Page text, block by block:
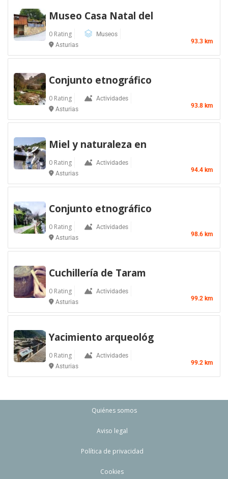
Museo Casa Natal del
0 Rating
Museos
Asturias
93.3 km
Conjunto etnográfico
0 Rating
Actividades
Asturias
93.8 km
Miel y naturaleza en
0 Rating
Actividades
Asturias
94.4 km
Conjunto etnográfico
0 Rating
Actividades
Asturias
98.6 km
Cuchillería de Taram
0 Rating
Actividades
Asturias
99.2 km
Yacimiento arqueológ
0 Rating
Actividades
Asturias
99.2 km
Quiénes somos
Aviso legal
Política de privacidad
Cookies